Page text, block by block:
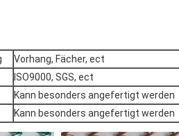
Vorhang, Fächer, ect
ISO9000, SGS, ect
Kann besonders angefertigt werden
Kann besonders angefertigt werden